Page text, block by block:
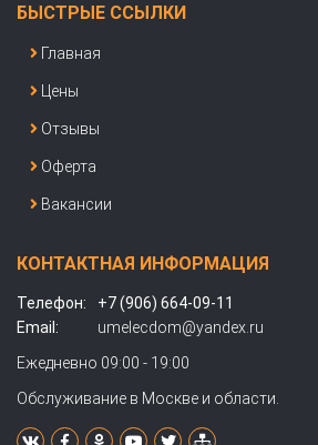
БЫСТРЫЕ ССЫЛКИ
Главная
Цены
Отзывы
Оферта
Вакансии
КОНТАКТНАЯ ИНФОРМАЦИЯ
Телефон:
+7 (906) 664-09-11
Email:
umelecdom@yandex.ru
Ежедневно 09:00 - 19:00
Обслуживание в Москве и области.